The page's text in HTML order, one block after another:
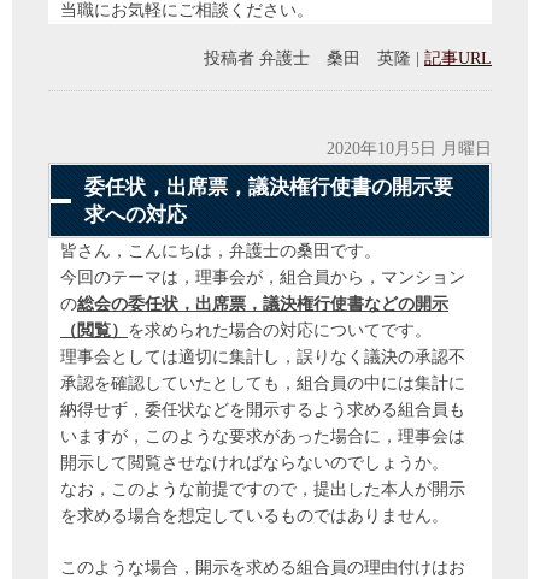
当職にお気軽にご相談ください。
投稿者 弁護士 桑田 英隆 記事URL
2020年10月5日 月曜日
委任状，出席票，議決権行使書の開示要
求への対応
皆さん，こんにちは，弁護士の桑田です。
今回のテーマは，理事会が，組合員から，マンション
の総会の委任状，出席票，議決権行使書などの開示
（閲覧） を求められた場合の対応についてです。
理事会としては適切に集計し，誤りなく議決の承認不
承認を確認していたとしても，組合員の中には集計に
納得せず，委任状などを開示するよう求める組合員も
いますが，このような要求があった場合に，理事会は
開示して閲覧させなければならないのでしょうか。
なお，このような前提ですので，提出した本人が開示
を求める場合を想定しているものではありません。
このような場合，開示を求める組合員の理由付けはお